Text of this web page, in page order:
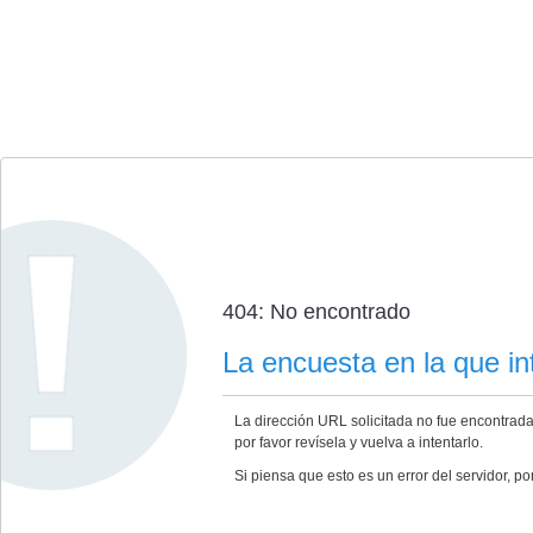
404: No encontrado
La encuesta en la que
La dirección URL solicitada no fue
por favor revísela y vuelva a intentarlo.
Si piensa que esto es un error del servidor,